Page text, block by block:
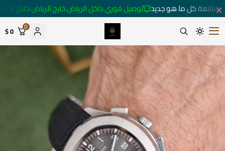
كل ما هو جديد توصيل فوري داخل الرياض خارج الرياض خلال 3 أيام 🚚
متجر ساعات رومانس
0
0 $